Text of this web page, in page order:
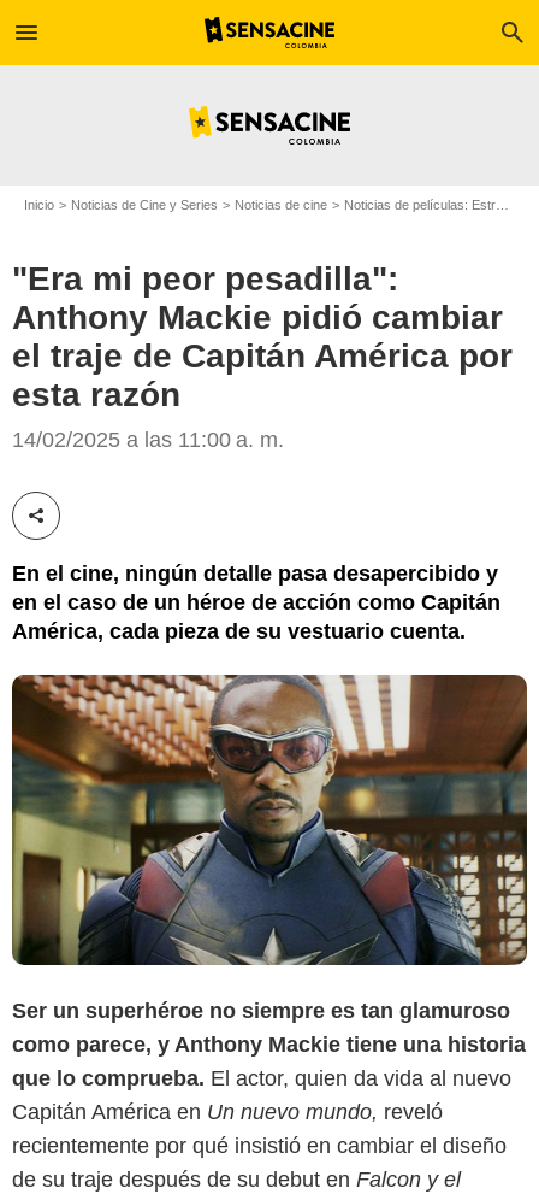
menu search
Inicio Noticias de Cine y Series Noticias de cine Noticias de películas: Estreno de película
"Era mi peor pesadilla":
Anthony Mackie pidió cambiar
el traje de Capitán América por
esta razón
14/02/2025 a las 11:00 a. m.
Compartir esta noticia
En el cine, ningún detalle pasa desapercibido y
en el caso de un héroe de acción como Capitán
América, cada pieza de su vestuario cuenta.
Ser un superhéroe no siempre es tan glamuroso
como parece, y Anthony Mackie tiene una historia
que lo comprueba. El actor, quien da vida al nuevo
Capitán América en Un nuevo mundo, reveló
recientemente por qué insistió en cambiar el diseño
de su traje después de su debut en Falcon y el
Variety